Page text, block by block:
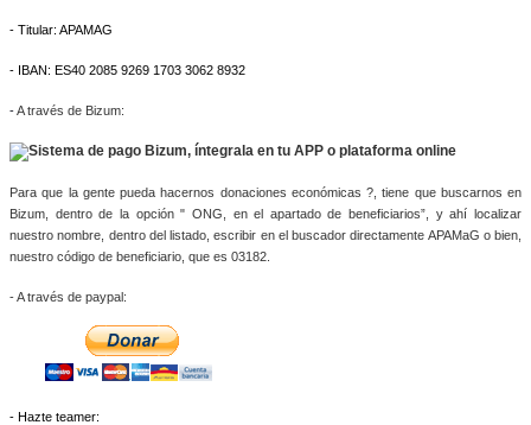
- Titular: APAMAG
- IBAN: ES40 2085 9269 1703 3062 8932
-A través de Bizum:
Para que la gente pueda hacernos donaciones económicas ?, tiene que buscarnos en
Bizum, dentro de la opción " ONG, en el apartado de beneficiarios”, y ahí localizar
nuestro nombre, dentro del listado, escribir en el buscador directamente APAMaG o bien,
nuestro código de beneficiario, que es 03182.
- A través de paypal:
- Hazte teamer: